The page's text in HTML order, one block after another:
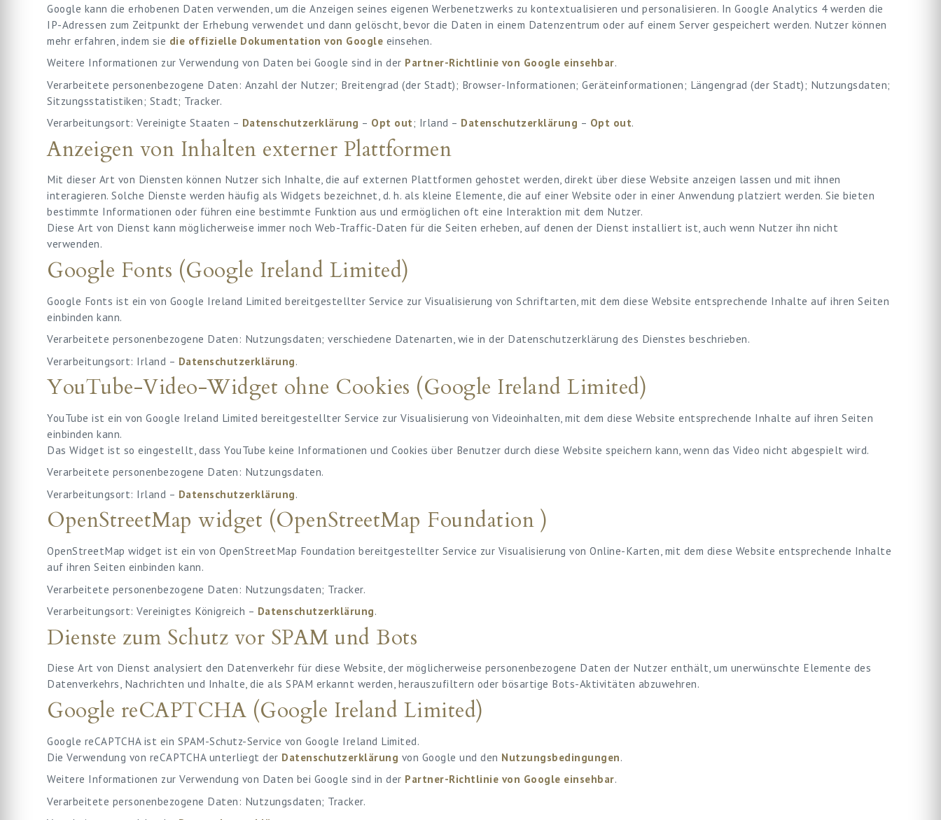
Google kann die erhobenen Daten verwenden, um die Anzeigen seines eigenen Werbenetzwerks zu kontextualisieren und personalisieren. In Google Analytics 4 werden die
IP-Adressen zum Zeitpunkt der Erhebung verwendet und dann gelöscht, bevor die Daten in einem Datenzentrum oder auf einem Server gespeichert werden. Nutzer können
mehr erfahren, indem sie die offizielle Dokumentation von Google einsehen.
Weitere Informationen zur Verwendung von Daten bei Google sind in der Partner-Richtlinie von Google einsehbar.
Verarbeitete personenbezogene Daten: Anzahl der Nutzer; Breitengrad (der Stadt); Browser-Informationen; Geräteinformationen; Längengrad (der Stadt); Nutzungsdaten;
Sitzungsstatistiken; Stadt; Tracker.
Verarbeitungsort: Vereinigte Staaten – Datenschutzerklärung – Opt out; Irland – Datenschutzerklärung – Opt out.
Anzeigen von Inhalten externer Plattformen
Mit dieser Art von Diensten können Nutzer sich Inhalte, die auf externen Plattformen gehostet werden, direkt über diese Website anzeigen lassen und mit ihnen
interagieren. Solche Dienste werden häufig als Widgets bezeichnet, d. h. als kleine Elemente, die auf einer Website oder in einer Anwendung platziert werden. Sie bieten
bestimmte Informationen oder führen eine bestimmte Funktion aus und ermöglichen oft eine Interaktion mit dem Nutzer.
Diese Art von Dienst kann möglicherweise immer noch Web-Traffic-Daten für die Seiten erheben, auf denen der Dienst installiert ist, auch wenn Nutzer ihn nicht
verwenden.
Google Fonts (Google Ireland Limited)
Google Fonts ist ein von Google Ireland Limited bereitgestellter Service zur Visualisierung von Schriftarten, mit dem diese Website entsprechende Inhalte auf ihren Seiten
einbinden kann.
Verarbeitete personenbezogene Daten: Nutzungsdaten; verschiedene Datenarten, wie in der Datenschutzerklärung des Dienstes beschrieben.
Verarbeitungsort: Irland – Datenschutzerklärung.
YouTube-Video-Widget ohne Cookies (Google Ireland Limited)
YouTube ist ein von Google Ireland Limited bereitgestellter Service zur Visualisierung von Videoinhalten, mit dem diese Website entsprechende Inhalte auf ihren Seiten
einbinden kann.
Das Widget ist so eingestellt, dass YouTube keine Informationen und Cookies über Benutzer durch diese Website speichern kann, wenn das Video nicht abgespielt wird.
Verarbeitete personenbezogene Daten: Nutzungsdaten.
Verarbeitungsort: Irland – Datenschutzerklärung.
OpenStreetMap widget (OpenStreetMap Foundation )
OpenStreetMap widget ist ein von OpenStreetMap Foundation bereitgestellter Service zur Visualisierung von Online-Karten, mit dem diese Website entsprechende Inhalte
auf ihren Seiten einbinden kann.
Verarbeitete personenbezogene Daten: Nutzungsdaten; Tracker.
Verarbeitungsort: Vereinigtes Königreich – Datenschutzerklärung.
Dienste zum Schutz vor SPAM und Bots
Diese Art von Dienst analysiert den Datenverkehr für diese Website, der möglicherweise personenbezogene Daten der Nutzer enthält, um unerwünschte Elemente des
Datenverkehrs, Nachrichten und Inhalte, die als SPAM erkannt werden, herauszufiltern oder bösartige Bots-Aktivitäten abzuwehren.
Google reCAPTCHA (Google Ireland Limited)
Google reCAPTCHA ist ein SPAM-Schutz-Service von Google Ireland Limited.
Die Verwendung von reCAPTCHA unterliegt der Datenschutzerklärung von Google und den Nutzungsbedingungen.
Weitere Informationen zur Verwendung von Daten bei Google sind in der Partner-Richtlinie von Google einsehbar.
Verarbeitete personenbezogene Daten: Nutzungsdaten; Tracker.